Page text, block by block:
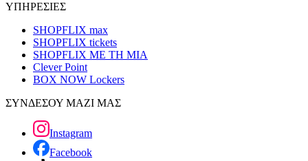
ΥΠΗΡΕΣΙΕΣ
SHOPFLIX max
SHOPFLIX tickets
SHOPFLIX ΜΕ ΤΗ ΜΙΑ
Clever Point
BOX NOW Lockers
ΣΥΝΔΕΣΟΥ ΜΑΖΙ ΜΑΣ
Instagram
Facebook